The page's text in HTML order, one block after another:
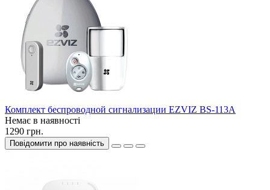
Комплект беспроводной сигнализации EZVIZ BS-113A
Немає в наявності
1290 грн.
Повідомити про наявність